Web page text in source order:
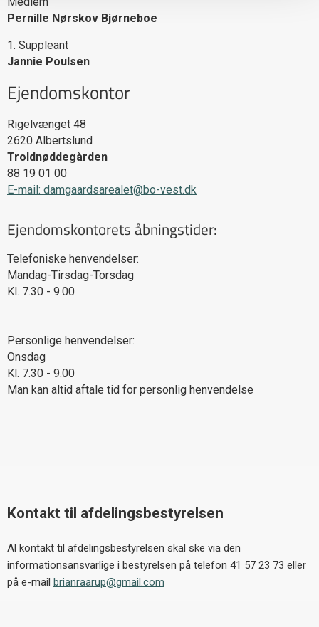
Pernille Nørskov Bjørneboe
1. Suppleant
Jannie Poulsen
Ejendomskontor
Rigelvænget 48
2620 Albertslund
Troldnøddegården
88 19 01 00
E-mail: damgaardsarealet@bo-vest.dk
Ejendomskontorets åbningstider:
Telefoniske henvendelser:
Mandag-Tirsdag-Torsdag
Kl. 7.30 - 9.00
Personlige henvendelser:
Onsdag
Kl. 7.30 - 9.00
Man kan altid aftale tid for personlig henvendelse
Kontakt til afdelingsbestyrelsen
Al kontakt til afdelingsbestyrelsen skal ske via den
informationsansvarlige i bestyrelsen på telefon 41 57 23 73 eller
på e-mail brianraarup@gmail.com